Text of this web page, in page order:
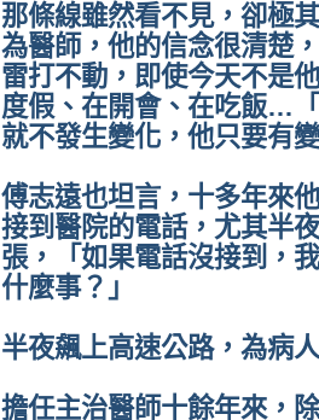
那條線雖然看不見，卻極
為醫師，他的信念很清楚
雷打不動，即使今天不是
度假、在開會、在吃飯…
就不發生變化，他只要有
傅志遠也坦言，十多年來
接到醫院的電話，尤其半
張，「如果電話沒接到，
什麼事？」
半夜飆上高速公路，為病
擔任主治醫師十餘年來，